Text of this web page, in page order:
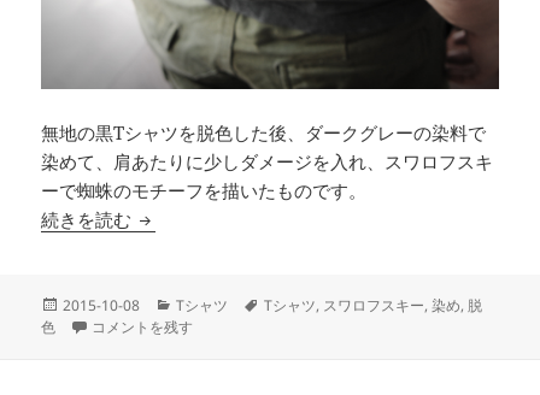
無地の黒Tシャツを脱色した後、ダークグレーの染料で
染めて、肩あたりに少しダメージを入れ、スワロフスキ
ーで蜘蛛のモチーフを描いたものです。
続きを読む 脱色 + 染め + ダメージ + スワロフスキー
投
稿
2015-10-08
カ
テ
Tシャツ
タ
Tシャツ, スワロフスキー,染め, 脱
色
脱色 + 染め + ダメージ + スワロフスキー に
コメントを残す